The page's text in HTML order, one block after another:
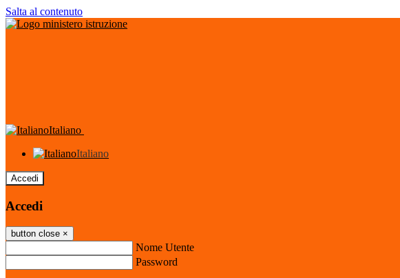
Salta al contenuto
Italiano
Italiano
Accedi
Accedi
button close ×
Nome Utente
Password